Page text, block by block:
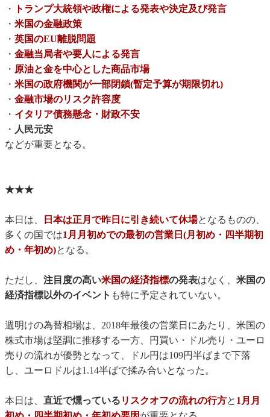
・
トランプ大統領や政権による発表や決定及び発言
・ 米国の金融政策
・ 英国のEU離脱問題
・ 金融当局者や要人による発言
・ 原油と金を中心とした商品市場
・ 米国の政府機関が一部閉鎖(暫定予算が期限切れ)
・ 金融市場のリスク許容度
・ イタリア債務懸念・財政不安
・ 人民元安
などが重要となる。
★★★
本日は、 日本は正月で昨日に引き続いて休場となるものの、
多くの国では1月月初めでの最初の営業日(月初め・四半期初
め・年初め)となる。
ただし、 注目度の高い米国の経済指標の発表はなく、 米国の
経済指標以外のイベント も特に予定されていない。
週明けの為替相場は、2018年最後の営業日にあたり、米国の
株式市場は堅調に推移する一方、円買い・ドル売り・ユーロ
売りの流れが優勢となって、ドル円は109円半ばまで下落
し、ユーロドルは1.14半ばで揉み合いとなった。
本日は、 直近で燻っている リスクオフの流れの行方と 1月月